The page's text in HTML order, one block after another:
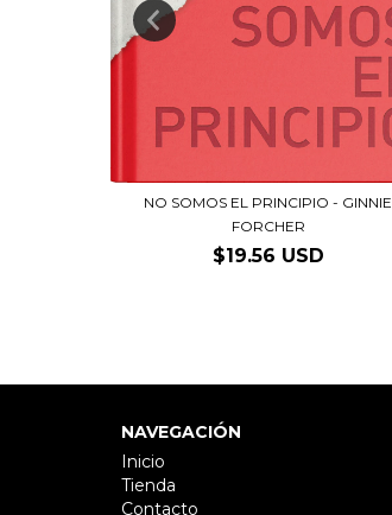
NO SOMOS EL PRINCIPIO - GINNIE
FORCHER
$19.56 USD
NAVEGACIÓN
Inicio
Tienda
Contacto